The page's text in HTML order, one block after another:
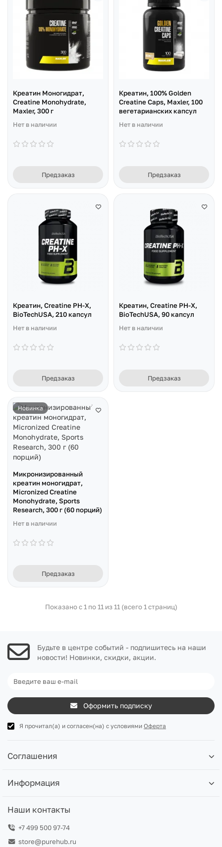
Креатин Моногидрат,
Creatine Monohydrate,
Maxler, 300 г
Нет в наличии
Предзаказ
Креатин, 100% Golden
Creatine Caps, Maxler, 100
вегетарианских капсул
Нет в наличии
Предзаказ
Креатин, Creatine PH-X,
BioTechUSA, 210 капсул
Нет в наличии
Предзаказ
Креатин, Creatine PH-X,
BioTechUSA, 90 капсул
Нет в наличии
Предзаказ
Новинка
Микронизированный
креатин моногидрат,
Micronized Creatine
Monohydrate, Sports
Research, 300 г (60 порций)
Нет в наличии
Предзаказ
Показано с 1 по 11 из 11 (всего 1 страниц)
Будьте в центре событий - подпишитесь на наши
новости! Новинки, скидки, акции.
Оформить подписку
Я прочитал(а) и согласен(на) с условиями Оферта
Соглашения
Информация
Наши контакты
+7 499 500 97-74
store@purehub.ru